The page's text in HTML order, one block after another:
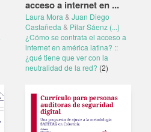
acceso a internet en ...
Laura Mora & Juan Diego
Castañeda & Pilar Sáenz (...)
¿Cómo se contrata el acceso a
internet en américa latina? ::
¿qué tiene que ver con la
neutralidad de la red? (2)